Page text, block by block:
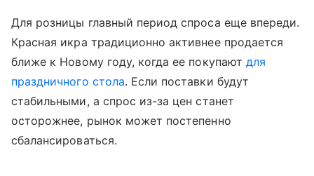
Для розницы главный период спроса еще впереди.
Красная икра традиционно активнее продается
ближе к Новому году, когда ее покупают для
праздничного стола. Если поставки будут
стабильными, а спрос из-за цен станет
осторожнее, рынок может постепенно
сбалансироваться.